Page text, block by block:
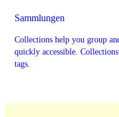
Sammlungen
Collections help you group
quickly accessible.
tags.